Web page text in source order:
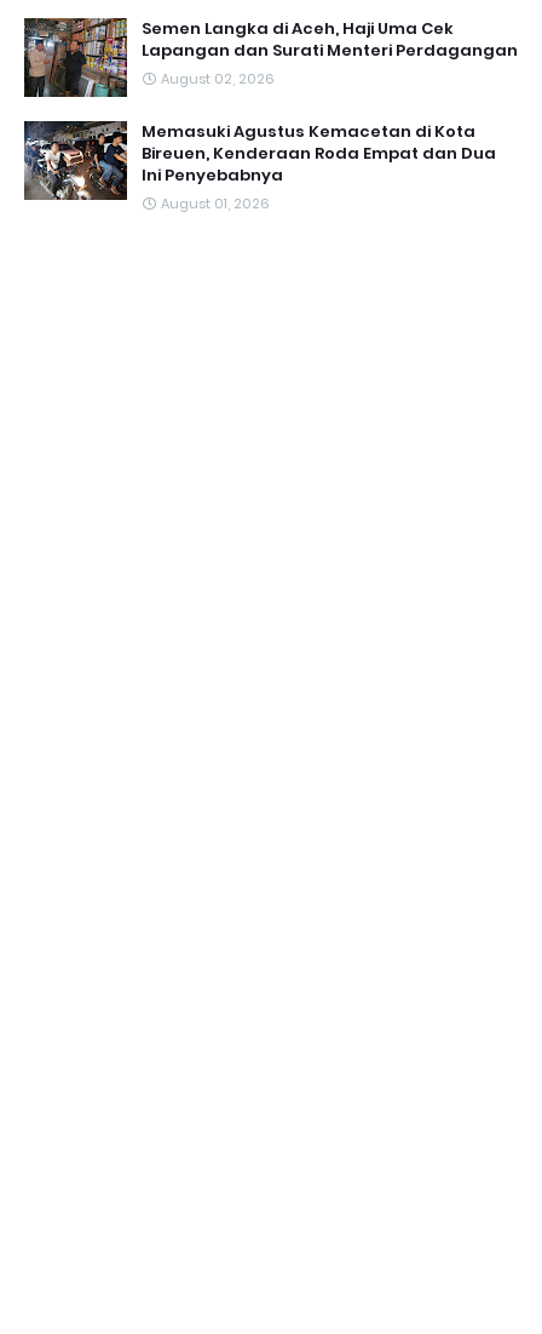
Semen Langka di Aceh, Haji Uma Cek
Lapangan dan Surati Menteri Perdagangan
August 02, 2026
Memasuki Agustus Kemacetan di Kota
Bireuen, Kenderaan Roda Empat dan Dua
Ini Penyebabnya
August 01, 2026